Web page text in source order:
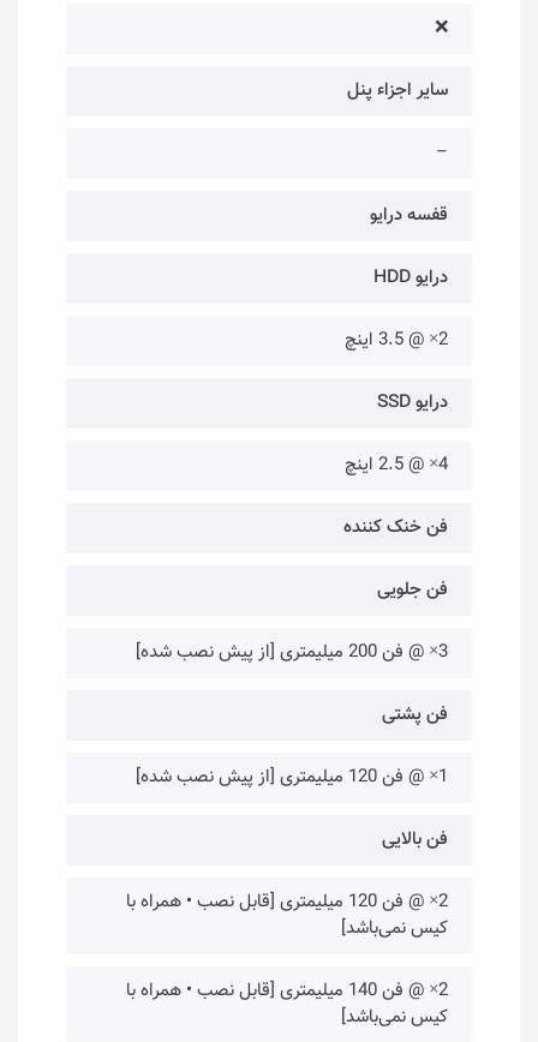
❌
سایر اجزاء پنل
–
قفسه درایو
درایو HDD
2× @ 3.5 اینچ
درایو SSD
4× @ 2.5 اینچ
فن خنک کننده
فن جلویی
3× @ فن 200 میلیمتری [از پیش نصب شده]
فن پشتی
1× @ فن 120 میلیمتری [از پیش نصب شده]
فن بالایی
2× @ فن 120 میلیمتری [قابل نصب • همراه با
کیس نمی‌باشد]
2× @ فن 140 میلیمتری [قابل نصب • همراه با
کیس نمی‌باشد]